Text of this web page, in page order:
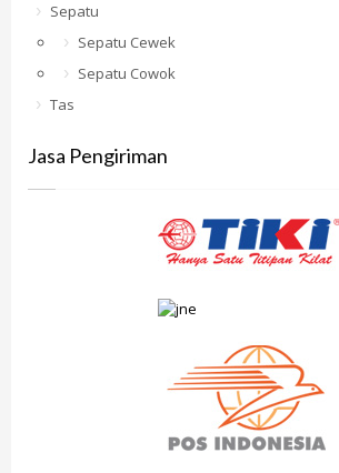
Sepatu
Sepatu Cewek
Sepatu Cowok
Tas
Jasa Pengiriman